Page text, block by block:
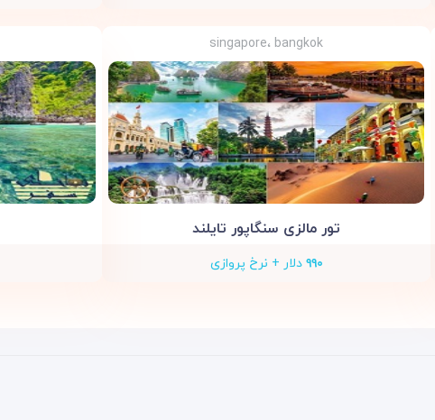
singapore، bangkok
تور مالزی سنگاپور تایلند
۹۹۰ دلار + نرخ پروازی